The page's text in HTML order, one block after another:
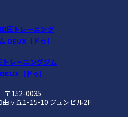
トレーニングジム
DEUX［ドゥ］
〒152-0035
由ヶ丘1-15-10 ジュンビル2F